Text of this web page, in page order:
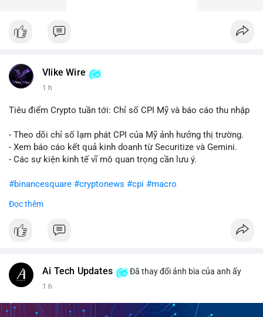
Vlike Wire
1 h
Tiêu điểm Crypto tuần tới: Chỉ số CPI Mỹ và báo cáo thu nhập
- Theo dõi chỉ số lạm phát CPI của Mỹ ảnh hưởng thị trường.
- Xem báo cáo kết quả kinh doanh từ Securitize và Gemini.
- Các sự kiện kinh tế vĩ mô quan trọng cần lưu ý.
#binancesquare #cryptonews #cpi #macro
$btc $eth
#vlikevn #titanbot
Đọc thêm
Ai Tech Updates Đã thay đổi ảnh bìa của anh ấy
1 h